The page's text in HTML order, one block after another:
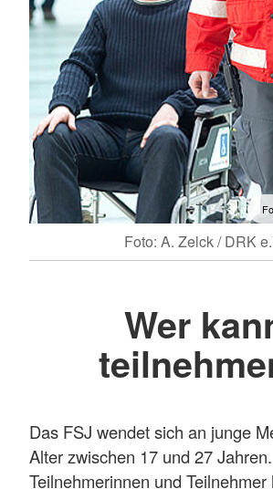
Foto: A. Zelck / DRK
Wer
Das FSJ wendet sich an junge
Alter zwischen 17 und 27
Teilnehmerinnen und